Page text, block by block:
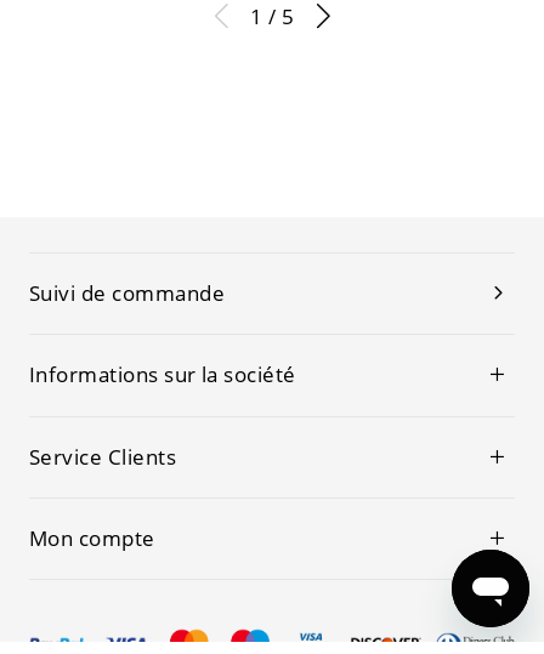
1 / 5
Suivi de commande
Informations sur la société
Service Clients
Mon compte